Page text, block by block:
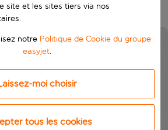
site et les sites tiers via nos
notre Politique de Cookie du groupe
easyjet.
moi choisir
tous les cookies